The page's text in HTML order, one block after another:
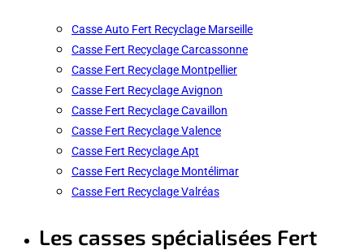
Casse Auto Fert Recyclage Marseille
Casse Fert Recyclage Carcassonne
Casse Fert Recyclage Montpellier
Casse Fert Recyclage Avignon
Casse Fert Recyclage Cavaillon
Casse Fert Recyclage Valence
Casse Fert Recyclage Apt
Casse Fert Recyclage Montélimar
Casse Fert Recyclage Valréas
Les casses spécialisées Fert